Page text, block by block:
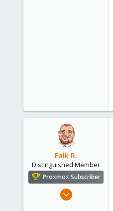
Falk R.
Distinguished Member
Proxmox Subscriber
Aug 2, 2021